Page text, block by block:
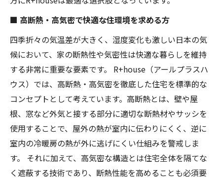
■ 高断熱・高気密で快適な住環境を求める方
四季折々の気温差が大きく、湿度変化も激しい日本の気
候において、家の断熱性や気密性は快適な暮らしを維持
する非常に重要な要素です。 R+house（アールプラスハ
ウス）では、高断熱・高気密を徹底した住宅を標準的な
コンセプトとして考えています。高断熱とは、壁や屋
根、窓など外気と接する部分に適切な断熱材やサッシを
使用することで、屋外の熱が室内に伝わりにくく、逆に
室内の冷暖房の熱が外に逃げにくい仕組みを警戒しま
す。 それに加えて、高気密な構造とは住宅全体を隔てな
く遮蔽する技術であり、断熱性能を高めることも必須要